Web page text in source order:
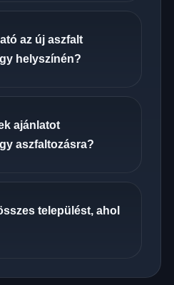
az új aszfalt
helyszínén?
ajánlatot
aszfaltozásra?
települést, ahol